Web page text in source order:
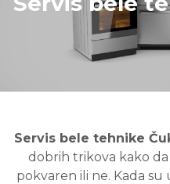
Servis bele tehnike
dobrih trikova kako
pokvaren ili ne. Kada